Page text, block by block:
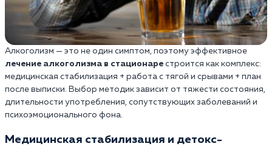
Алкоголизм — это не один симптом, поэтому эффективное
лечение алкоголизма в стационаре строится как комплекс:
медицинская стабилизация + работа с тягой и срывами + план
после выписки. Выбор методик зависит от тяжести состояния,
длительности употребления, сопутствующих заболеваний и
психоэмоционального фона.
Медицинская стабилизация и детокс-